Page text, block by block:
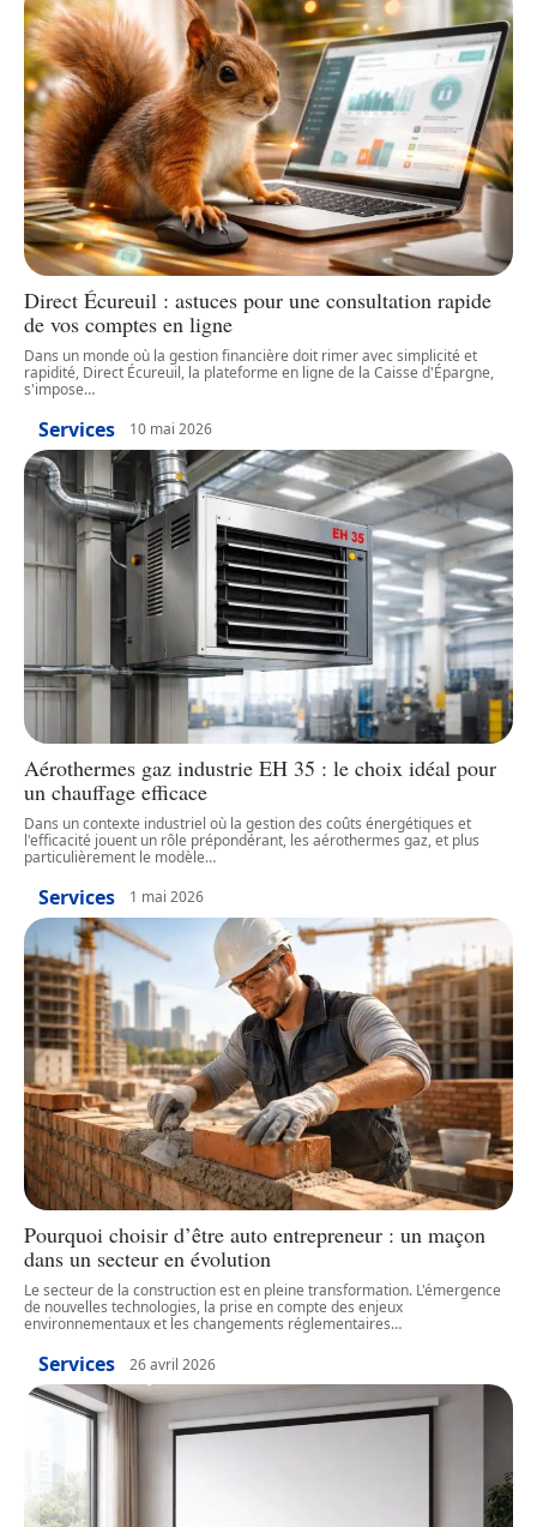
Direct Écureuil : astuces pour une consultation rapide
de vos comptes en ligne
Dans un monde où la gestion financière doit rimer avec simplicité et
rapidité, Direct Écureuil, la plateforme en ligne de la Caisse d'Épargne,
s'impose…
Services 10 mai 2026
Aérothermes gaz industrie EH 35 : le choix idéal pour
un chauffage efficace
Dans un contexte industriel où la gestion des coûts énergétiques et
l'efficacité jouent un rôle prépondérant, les aérothermes gaz, et plus
particulièrement le modèle…
Services 1 mai 2026
Pourquoi choisir d’être auto entrepreneur : un maçon
dans un secteur en évolution
Le secteur de la construction est en pleine transformation. L'émergence
de nouvelles technologies, la prise en compte des enjeux
environnementaux et les changements réglementaires…
Services 26 avril 2026